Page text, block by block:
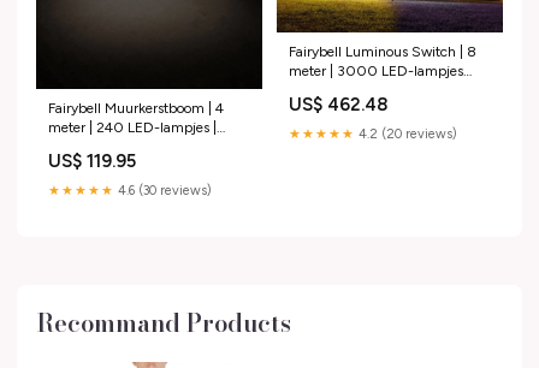
Fairybell Muurkerstboom | 4
meter | 240 LED-lampjes |
US$ 119.95
★★★★★ 4.6 (30 reviews)
Fairybell Luminous Switch | 8
meter | 3000 LED-lampjes
US$ 462.48
★★★★★ 4.2 (20 reviews)
Recommand Products